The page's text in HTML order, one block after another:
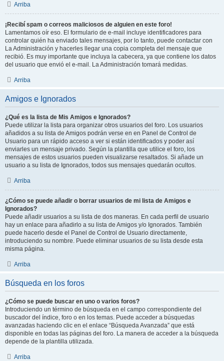
Arriba
¡Recibí spam o correos maliciosos de alguien en este foro!
Lamentamos oír eso. El formulario de e-mail incluye identificadores para
controlar quién ha enviado tales mensajes, por lo tanto, puede contactar con
La Administración y hacerles llegar una copia completa del mensaje que
recibió. Es muy importante que incluya la cabecera, ya que contiene los datos
del usuario que envió el e-mail. La Administración tomará medidas.
Arriba
Amigos e Ignorados
¿Qué es la lista de Mis Amigos e Ignorados?
Puede utilizar la lista para organizar otros usuarios del foro. Los usuarios
añadidos a su lista de Amigos podrán verse en en Panel de Control de
Usuario para un rápido acceso a ver si están identificados y poder así
enviarles un mensaje privado. Según la plantilla que utilice el foro, los
mensajes de estos usuarios pueden visualizarse resaltados. Si añade un
usuario a su lista de Ignorados, todos sus mensajes quedarán ocultos.
Arriba
¿Cómo se puede añadir o borrar usuarios de mi lista de Amigos e
Ignorados?
Puede añadir usuarios a su lista de dos maneras. En cada perfil de usuario
hay un enlace para añadirlo a su lista de Amigos y/o Ignorados. También
puede hacerlo desde el Panel de Control de Usuario directamente,
introduciendo su nombre. Puede eliminar usuarios de su lista desde esta
misma página.
Arriba
Búsqueda en los foros
¿Cómo se puede buscar en uno o varios foros?
Introduciendo un término de búsqueda en el campo correspondiente del
buscador del índice, foro o en los temas. Puede acceder a búsquedas
avanzadas haciendo clic en el enlace “Búsqueda Avanzada” que está
disponible en todas las páginas del foro. La manera de acceder a la búsqueda
depende de la plantilla utilizada.
Arriba